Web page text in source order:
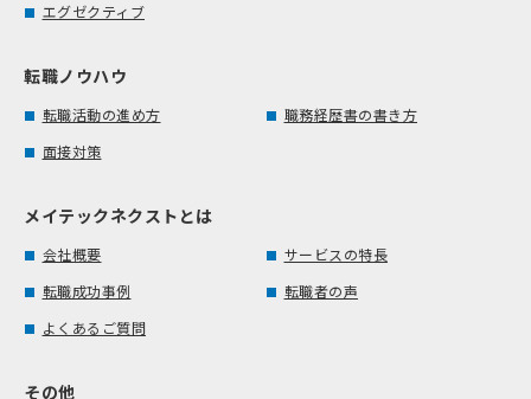
エグゼクティブ
転職ノウハウ
転職活動の進め方
職務経歴書の書き方
面接対策
メイテックネクストとは
会社概要
サービスの特長
転職成功事例
転職者の声
よくあるご質問
その他